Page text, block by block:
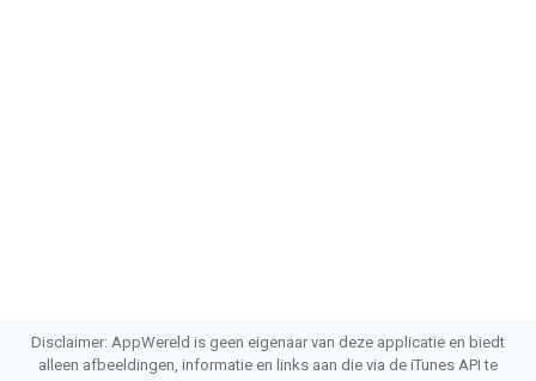
Disclaimer: AppWereld is geen eigenaar van deze applicatie en biedt
alleen afbeeldingen, informatie en links aan die via de iTunes API te